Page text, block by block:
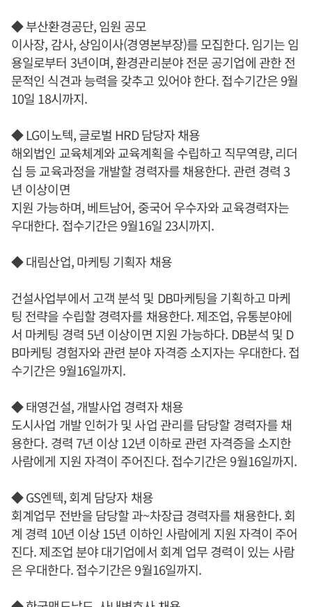
◆ 부산환경공단, 임원 공모
이사장, 감사, 상임이사(경영본부장)를 모집한다. 임기는 임
용일로부터 3년이며, 환경관리분야 전문 공기업에 관한 전
문적인 식견과 능력을 갖추고 있어야 한다. 접수기간은 9월
10일 18시까지.
◆ LG이노텍, 글로벌 HRD 담당자 채용
해외법인 교육체계와 교육계획을 수립하고 직무역량, 리더
십 등 교육과정을 개발할 경력자를 채용한다. 관련 경력 3
년 이상이면
지원 가능하며, 베트남어, 중국어 우수자와 교육경력자는
우대한다. 접수기간은 9월16일 23시까지.
◆ 대림산업, 마케팅 기획자 채용
건설사업부에서 고객 분석 및 DB마케팅을 기획하고 마케
팅 전략을 수립할 경력자를 채용한다. 제조업, 유통분야에
서 마케팅 경력 5년 이상이면 지원 가능하다. DB분석 및 D
B마케팅 경험자와 관련 분야 자격증 소지자는 우대한다. 접
수기간은 9월16일까지.
◆ 태영건설, 개발사업 경력자 채용
도시사업 개발 인허가 및 사업 관리를 담당할 경력자를 채
용한다. 경력 7년 이상 12년 이하로 관련 자격증을 소지한
사람에게 지원 자격이 주어진다. 접수기간은 9월16일까지.
◆ GS엔텍, 회계 담당자 채용
회계업무 전반을 담당할 과~차장급 경력자를 채용한다. 회
계 경력 10년 이상 15년 이하인 사람에게 지원 자격이 주어
진다. 제조업 분야 대기업에서 회계 업무 경력이 있는 사람
은 우대한다. 접수기간은 9월16일까지.